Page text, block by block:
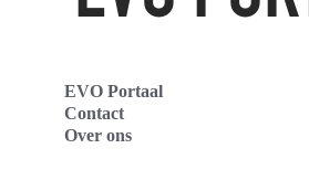
EVO Portaal
Contact
Over ons